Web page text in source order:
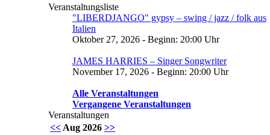
Veranstaltungsliste
"LIBERDJANGO" gypsy – swing / jazz / folk aus
Italien
Oktober 27, 2026 - Beginn: 20:00 Uhr
JAMES HARRIES – Singer Songwriter
November 17, 2026 - Beginn: 20:00 Uhr
Alle Veranstaltungen
Vergangene Veranstaltungen
Veranstaltungen
<< Aug 2026 >>